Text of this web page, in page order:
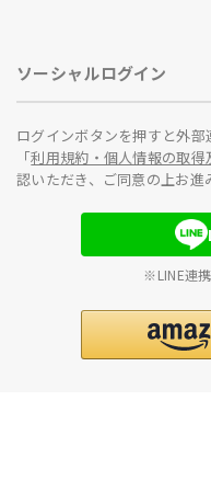
ソーシャルログイン
ログインボタンを押すと外
「利用規約・個人情報の取
認いただき、ご同意の上お進
※LINE連